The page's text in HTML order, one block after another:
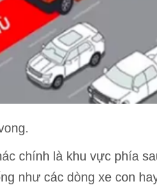
chính là khu vực phía
như các dòng xe con